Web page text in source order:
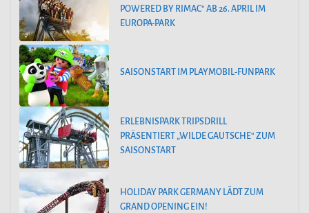
POWERED BY RIMAC“ AB 26. APRIL IM
EUROPA-PARK
SAISONSTART IM PLAYMOBIL-FUNPARK
ERLEBNISPARK TRIPSDRILL
PRÄSENTIERT „WILDE GAUTSCHE“ ZUM
SAISONSTART
HOLIDAY PARK GERMANY LÄDT ZUM
GRAND OPENING EIN!